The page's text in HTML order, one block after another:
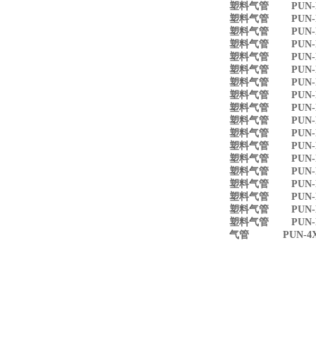
塑料气管 PUN-
塑料气管 PUN-
塑料气管 PUN-
塑料气管 PUN-
塑料气管 PUN-
塑料气管 PUN-
塑料气管 PUN-
塑料气管 PUN-
塑料气管 PUN-
塑料气管 PUN-
塑料气管 PUN-
塑料气管 PUN-
塑料气管 PUN-
塑料气管 PUN-
塑料气管 PUN-
塑料气管 PUN-
塑料气管 PUN-
塑料气管 PUN-
气管 PUN-